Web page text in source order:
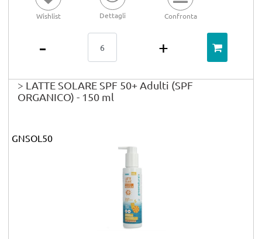
Wishlist Dettagli Confronta
> LATTE SOLARE SPF 50+ Adulti (SPF
ORGANICO) - 150 ml
GNSOL50